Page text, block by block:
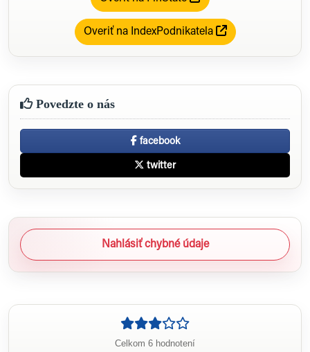
Overiť na IndexPodnikatela
Povedzte o nás
facebook
twitter
Nahlásiť chybné údaje
Celkom 6 hodnotení